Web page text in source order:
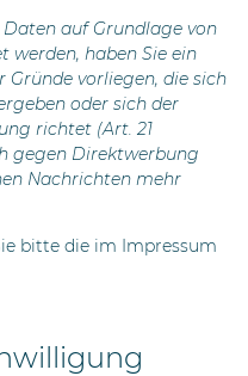
auf Grundlage von
werden, haben Sie ein
vorliegen, die sich
oder sich der
richtet (Art. 21
gegen Direktwerbung
Nachrichten mehr
bitte die im Impressum